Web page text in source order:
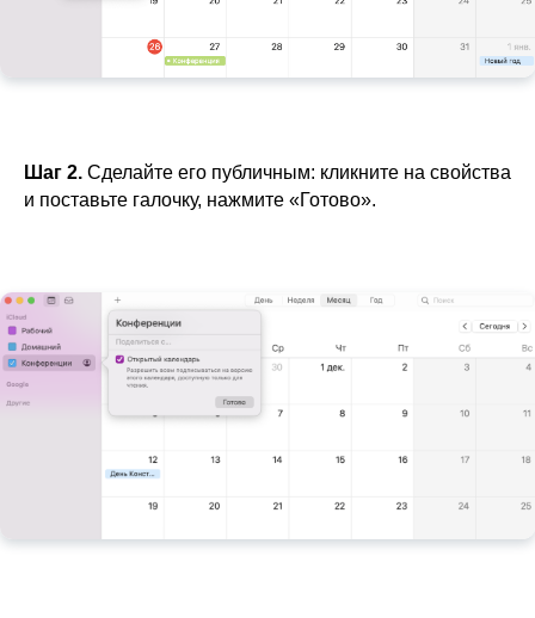
Шаг 2. Сделайте его публичным: кликните на свойства
и поставьте галочку, нажмите «Готово».